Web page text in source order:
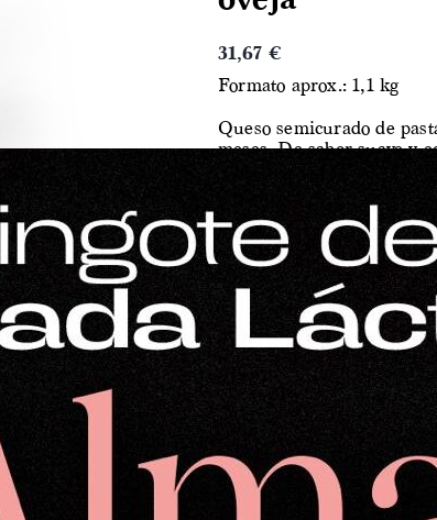
31,67 €
Formato aprox.: 1,1 kg
Queso semicurado de
meses. De sabor suave y
que lo hacen muy
Elaborado con leche
corta maduración ya
formato intermedio ideal
manteniendo frescura y
También disponible en
Queso semicurado de
Cuarto de queso
Ficha técnica del producto